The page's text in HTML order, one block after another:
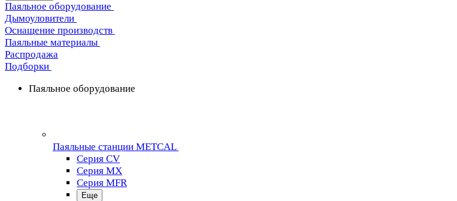
Паяльное оборудование
Дымоуловители
Оснащение производств
Паяльные материалы
Распродажа
Подборки
Паяльное оборудование
Паяльные станции METCAL
Серия CV
Серия MX
Серия MFR
Еще